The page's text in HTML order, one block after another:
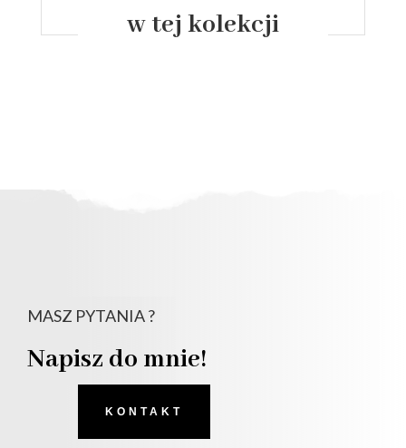
w tej kolekcji
MASZ PYTANIA ?
Napisz do mnie!
KONTAKT